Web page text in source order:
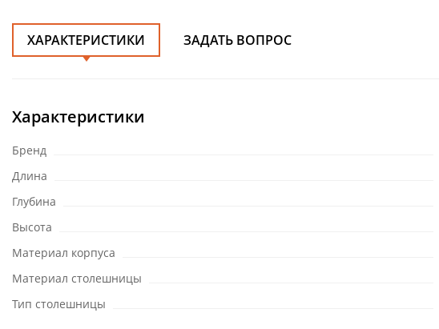
ХАРАКТЕРИСТИКИ ЗАДАТЬ ВОПРОС
Характеристики
Бренд
Длина
Глубина
Высота
Материал корпуса
Материал столешницы
Тип столешницы